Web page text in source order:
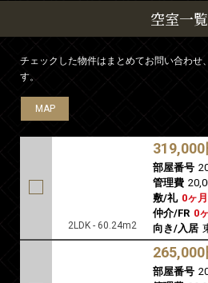
空室一覧
チェックした物件はまとめてお問い合わせ
す。
MAP
2LDK - 60.24m2
319,000
部屋番号
管理費
敷/礼 0ヶ月
仲介/FR 0
向き/入居
MAP
265,000
部屋番号
MAP
MAP
MAP
MAP
MAP
MAP
MAP
MAP
MAP
MAP
MAP
MAP
MAP
MAP
MAP
MAP
MAP
MAP
MAP
MAP
MAP
MAP
MAP
MAP
MAP
MAP
MAP
MAP
MAP
MAP
MAP
MAP
MAP
MAP
MAP
MAP
MAP
MAP
MAP
MAP
MAP
MAP
MAP
MAP
MAP
MAP
MAP
MAP
MAP
MAP